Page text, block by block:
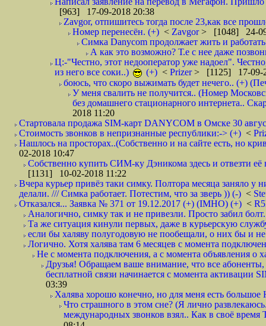
[963] 17-09-2018 20:38
Zavgor, отпишитесь тогда после 23,как все
Номер перенесён. (+) < Zavgor> [1048] 24-
Симка Danycom продолжает жить и
А как это возможно? Т.е с нее даже
Ц:-"Честно, этот недооператор уже надоел".
из него все соки..)
(+) < Prizer> [1125] 17-09-
боюсь, что скоро выжимать будет нечего.. (+)
У меня свалить не получится.. (Номер
без домашнего стационарного интернета..
2018 11:20
Стартовала продажа SIM-карт DANYCOM в Омске 30
Стоимость звонков в непризнанные республики:-> (+) <
Нашлось на просторах..(Собственно и на сайте есть, но
02-2018 10:47
Собственно купить СИМ-ку Дэникома здесь и отвезти
[1131] 10-02-2018 11:22
Вчера курьер привёз таки симку. Полтора месяца заняло
делали. /// Симка работает. Потестим, что за зверь )) (-) <
Отказался... Заявка № 371 от 19.12.2017 (+) (IMHO) (+) <
Аналогично, симку так и не привезли. Просто забил
Та же ситуация кинули первых, даже в курьерскую
если бы халяву полугодовую не пообещали, о них бы и
Логично. Хотя халява там 6 месяцев с момента
Не с момента подключения, а с момента объявления о
Друзья! Обращаем ваше внимание, что все
бесплатной связи начинается с момента
03:39
Халява хорошо конечно, но для меня есть
Что страшного в этом сне? (Я лично
международных звонков взял.. Как в своё